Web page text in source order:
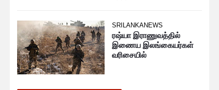
SRILANKANEWS
ரஷ்யா இராணுவத்தில்
இணைய இலங்கையர்கள்
வரிசையில்